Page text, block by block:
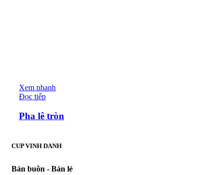
Xem nhanh
Đọc tiếp
Pha lê tròn
CUP VINH DANH
Bán buôn - Bán lẻ